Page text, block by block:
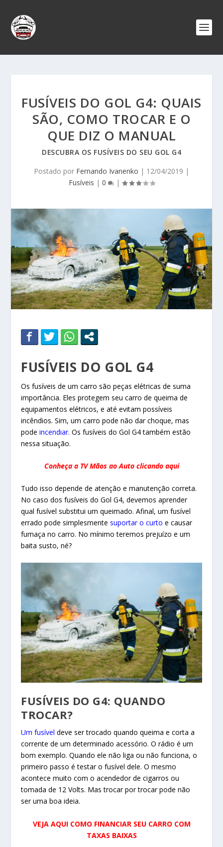
FUSÍVEIS DO GOL G4: QUAIS
SÃO, COMO TROCAR E O
QUE DIZ O MANUAL
DESCUBRA OS FUSÍVEIS DO SEU GOL G4
Postado por Fernando Ivanenko | 12/04/2019 |
Fusíveis | 0 |
FUSÍVEIS DO GOL G4
Os fusíveis de um carro são peças elétricas de suma
importância. Eles protegem seu carro de queima de
equipamentos elétricos, e até evitam possíveis
incêndios. Sim, um carro pode não dar choque, mas
pode incendiar. Os fusíveis do Gol G4 também estão
nessa situação.
Conheça a TV Mãos ao Auto clicando aqui
Tudo isso depende de atenção e manutenção correta.
No caso dos fusíveis do Gol G4, devemos aprender
qual fusível substitui um queimado. Afinal, um fusível
errado pode simplesmente suportar o curto e causar
fumaça no carro. No mínimo teremos prejuízo e um
baita susto, né?
FUSÍVEIS DO G4: QUANDO
TROCAR?
Um fusível deve ser trocado quando queima e corta a
corrente de um determinado acessório. O rádio é um
bom exemplo. Quando ele não liga ou não funciona, o
primeiro passo é testar o fusível dele. O mesmo
acontece muito com o acendedor de cigarros ou
tomada de 12 Volts. Mas trocar por trocar pode não
ser uma boa ideia.
VEJA AQUI COMO FINANCIAR SEU CARRO COM
TAXAS BAIXAS